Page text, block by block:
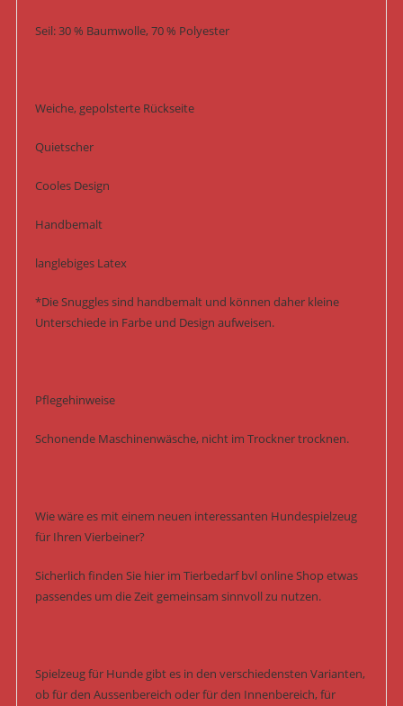
Seil: 30 % Baumwolle, 70 % Polyester
Weiche, gepolsterte Rückseite
Quietscher
Cooles Design
Handbemalt
langlebiges Latex
*Die Snuggles sind handbemalt und können daher kleine
Unterschiede in Farbe und Design aufweisen.
Pflegehinweise
Schonende Maschinenwäsche, nicht im Trockner trocknen.
Wie wäre es mit einem neuen interessanten Hundespielzeug
für Ihren Vierbeiner?
Sicherlich finden Sie hier im Tierbedarf bvl online Shop etwas
passendes um die Zeit gemeinsam sinnvoll zu nutzen.
Spielzeug für Hunde gibt es in den verschiedensten Varianten,
ob für den Aussenbereich oder für den Innenbereich, für